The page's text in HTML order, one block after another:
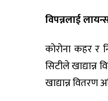
विपन्नलाई
कोरोना कहर र
सिटीले खाद्यान्न
खाद्यान्न वितरण